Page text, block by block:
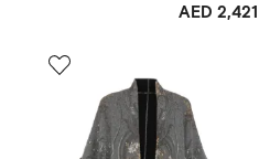
AED 2,421